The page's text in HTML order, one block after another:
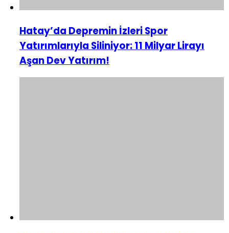
Hatay’da Depremin İzleri Spor
Yatırımlarıyla Siliniyor: 11 Milyar Lirayı
Aşan Dev Yatırım!